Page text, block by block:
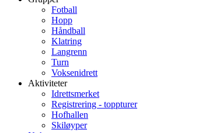
Fotball
Hopp
Håndball
Klatring
Langrenn
Turn
Voksenidrett
Aktiviteter
Idrettsmerket
Registrering - toppturer
Hofhallen
Skiløyper